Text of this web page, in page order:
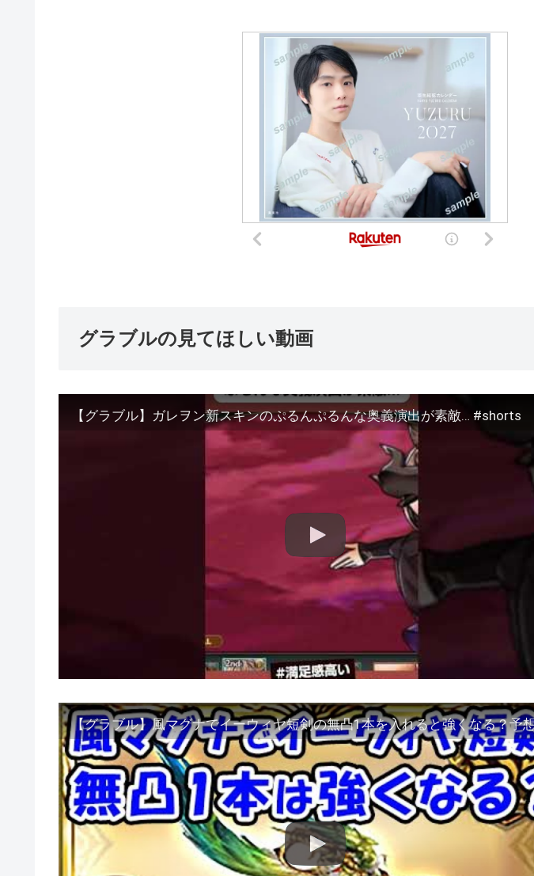
グラブルの見てほしい動画
【グラブル】ガレヲン新スキンのぷるんぷるんな奥義演出が素敵… #shorts